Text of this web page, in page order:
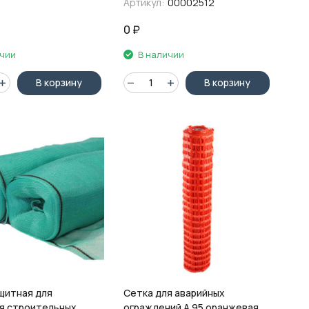
В корзину
плотность 55г/м2
0 ₽
В наличии
В корзину
для
Сетка для аварийных